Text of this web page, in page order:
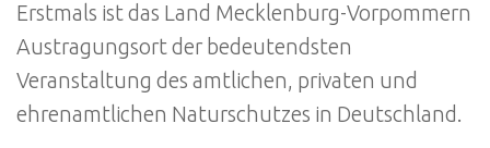
Erstmals ist das Land Mecklenburg-Vorpommern
Austragungsort der bedeutendsten
Veranstaltung des amtlichen, privaten und
ehrenamtlichen Naturschutzes in Deutschland.